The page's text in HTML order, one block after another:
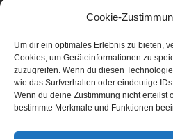
Cookie-
Um dir ein optimales Erlebnis zu bieten,
Cookies, um Geräteinformationen zu
zuzugreifen. Wenn du diesen
wie das Surfverhalten oder eindeutige
Wenn du deine Zustimmung nicht erteilst
bestimmte Merkmale und Funktionen
2020
Empfehlungen Februar 8,
Abmahnung wegen Fotos
Diese Webseite nimmt am